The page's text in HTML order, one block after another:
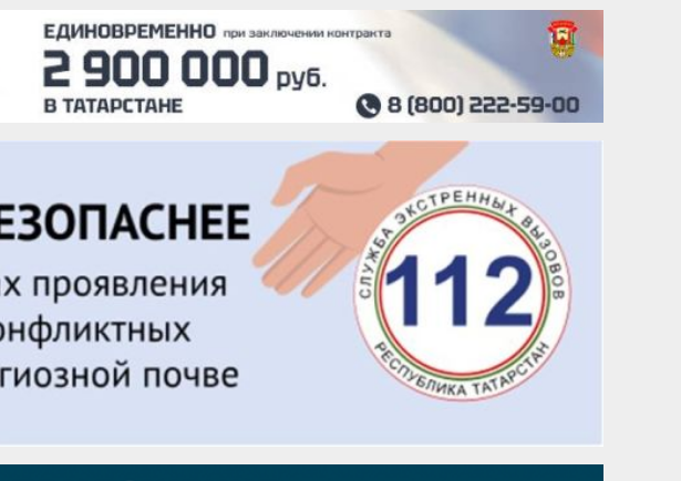
25 августа
Сэсэгма Бубеева
28 августа
Чингиз Мустафаев
29 августа
Надежда Рослова
1 сентября
Гали Хасанов
1 сентября
Владислав Тома
Ильдар Гильмутдинов